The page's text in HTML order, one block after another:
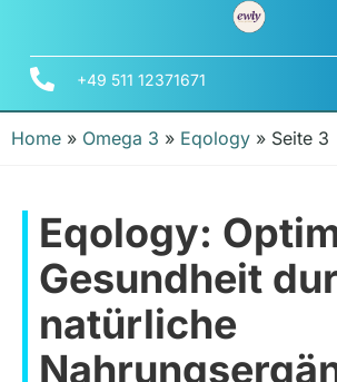
+49 511 12371671
Home » Omega 3 » Eqology » Seite 3
Eqology:
Gesundheit
natürliche